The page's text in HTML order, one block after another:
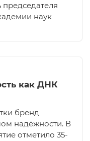
наук
как ДНК
бренд
надёжности. В
отметило 35-